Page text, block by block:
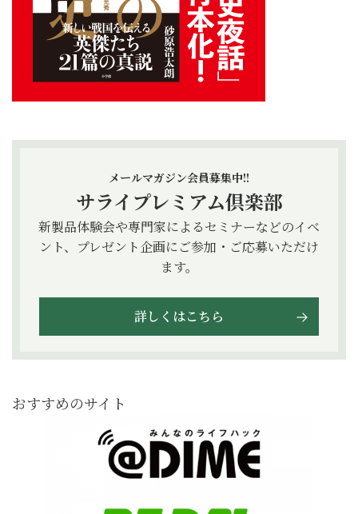
メールマガジン会員募集中!!
サライプレミアム倶楽部
新製品体験会や専門家によるセミナーなどのイベ
ント、プレゼント企画にご参加・ご応募いただけ
ます。
詳しくはこちら
おすすめのサイト